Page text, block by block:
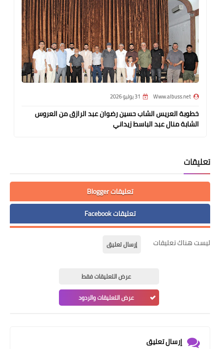
Www.albuss.net 31 يوليو 2026
خطوبة العريس الشاب حسين رضوان عبد الرازق من العروس
الشابة منال عبد الباسط زيداني
تعليقات
تعليقات Blogger
تعليقات Facebook
ليست هناك تعليقات إرسال تعليق
عرض التعليقات فقط
عرض التعليقات والردود
إرسال تعليق